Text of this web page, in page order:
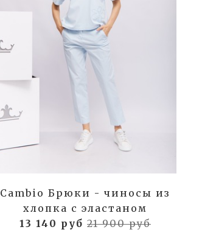
Cambio Брюки - чиносы из
хлопка с эластаном
13 140 руб 21 900 руб